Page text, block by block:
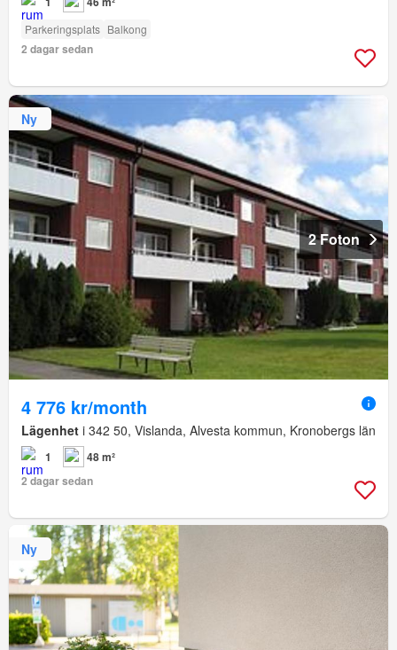
Parkeringsplats Balkong
2 dagar sedan
Ny
2 Foton
4 776 kr/month
Lägenhet i 342 50, Vislanda, Alvesta kommun, Kronobergs län
1
48 m²
2 dagar sedan
Ny